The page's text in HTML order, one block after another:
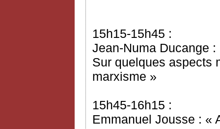
15h15-15h45 :
Jean-Numa Ducange
Sur quelques aspects
marxisme »
15h45-16h15 :
Emmanuel Jousse : «